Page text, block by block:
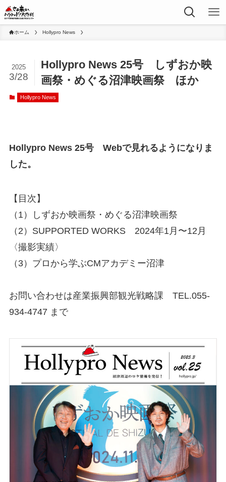
ホーム Hollypro News
Hollypro News 25号 しずおか映
画祭・めぐる沼津映画祭 ほか
2025
3/28
Hollypro News
Hollypro News 25号 Webで見れるようになりま
した。
【目次】
（1）しずおか映画祭・めぐる沼津映画祭
（2）SUPPORTED WORKS 2024年1月〜12月
〈撮影実績〉
（3）プロから学ぶCMアカデミー沼津
お問い合わせは産業振興部観光戦略課 TEL.055-
934-4747 まで